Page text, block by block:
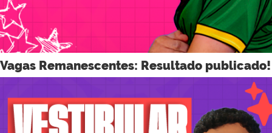
Vagas Remanescentes: Resultado publicado!